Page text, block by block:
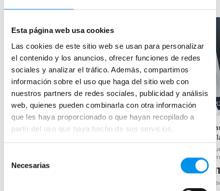
Esta página web usa cookies
Las cookies de este sitio web se usan para personalizar
el contenido y los anuncios, ofrecer funciones de redes
sociales y analizar el tráfico. Además, compartimos
información sobre el uso que haga del sitio web con
nuestros partners de redes sociales, publicidad y análisis
web, quienes pueden combinarla con otra información
que les haya proporcionado o que hayan recopilado a
partir del uso que haya hecho de sus servicios.
Necesarias
31%
Mampara de ducha Vega
217,91€
28%
Mampara de ducha a